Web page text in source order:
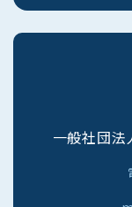
一般社団